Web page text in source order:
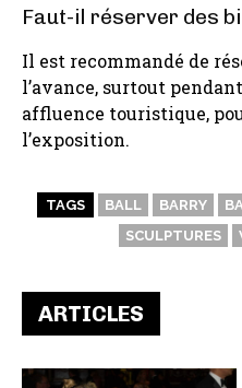
Faut-il réserver des
Il est recommandé de
l’avance, surtout
affluence touristique,
l’exposition.
TAGS BALL BARRY
SCULPTURES
ARTICLES